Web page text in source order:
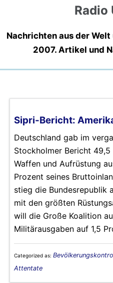
Radio
Nachrichten aus der
2007. Artikel und
Sipri-Bericht:
Deutschland gab im
Stockholmer Bericht
Waffen und Aufrüstung
Prozent seines
stieg die Bundesrepublik
mit den größten
will die Große Koalition
Militärausgaben auf 1,5
Categorized as:
Attentate